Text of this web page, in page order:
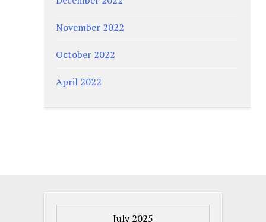
November 2022
October 2022
April 2022
July 2025